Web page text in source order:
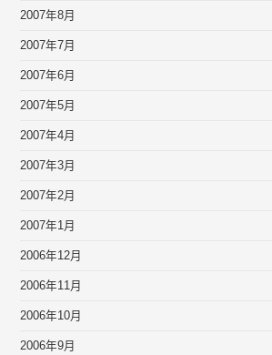
2007年8月
2007年7月
2007年6月
2007年5月
2007年4月
2007年3月
2007年2月
2007年1月
2006年12月
2006年11月
2006年10月
2006年9月